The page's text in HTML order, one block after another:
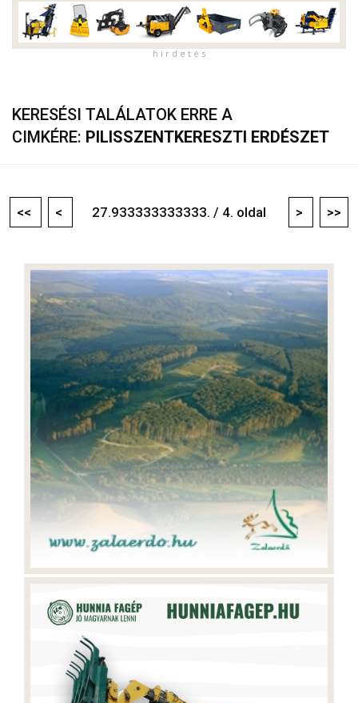
h i r d e t é s
KERESÉSI TALÁLATOK ERRE A
CIMKÉRE: PILISSZENTKERESZTI ERDÉSZET
<< < 27.933333333333. / 4. oldal > >>